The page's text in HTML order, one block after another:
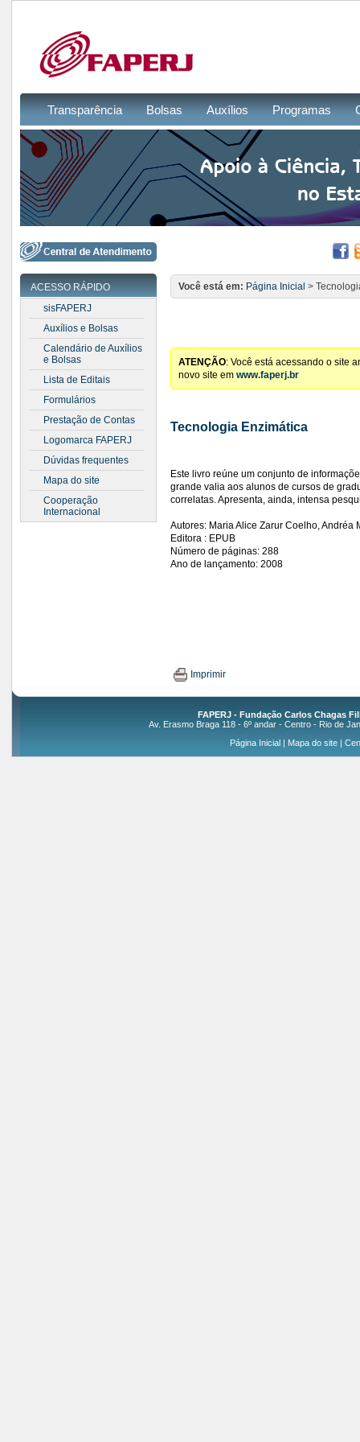
Transparência Bolsas Auxílios Programas
ACESSO RÁPIDO
sisFAPERJ
Auxílios e Bolsas
Calendário de Auxílios
e Bolsas
Lista de Editais
Formulários
Prestação de Contas
Logomarca FAPERJ
Dúvidas frequentes
Mapa do site
Cooperação
Internacional
Você está em: Página Inicial >
ATENÇÃO: Você está acessando o site
novo site em www.faperj.br
Tecnologia Enzimática
Este livro reúne um conjunto de
grande valia aos alunos de cursos de
correlatas. Apresenta, ainda, intensa
Autores: Maria Alice Zarur Coelho,
Editora : EPUB
Número de páginas: 288
Ano de lançamento: 2008
Imprimir
FAPERJ - Fundação Carlos Chagas
Av. Erasmo Braga 118 - 6º andar - Centro - Rio de
Página Inicial| Mapa do site|